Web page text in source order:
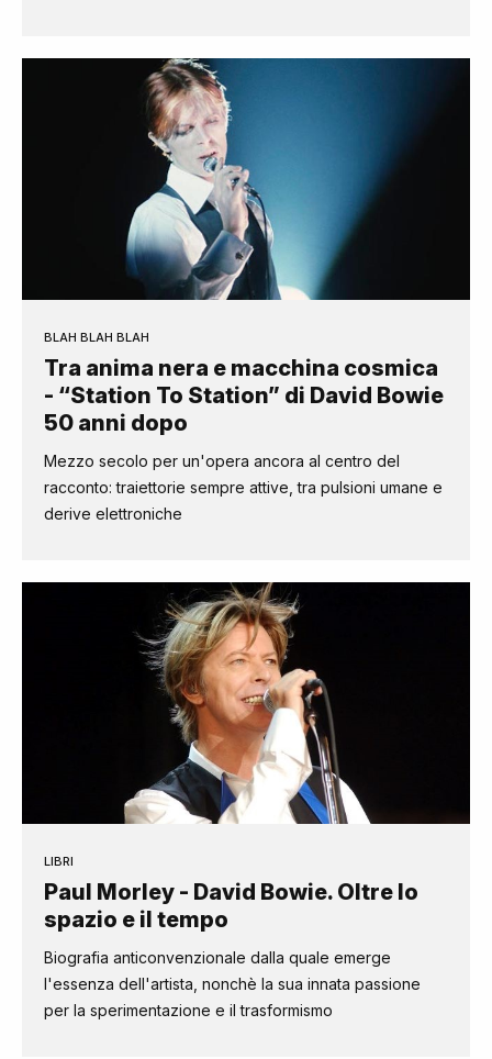
BLAH BLAH BLAH
Tra anima nera e macchina cosmica
- “Station To Station” di David Bowie
50 anni dopo
Mezzo secolo per un'opera ancora al centro del
racconto: traiettorie sempre attive, tra pulsioni umane e
derive elettroniche
LIBRI
Paul Morley - David Bowie. Oltre lo
spazio e il tempo
Biografia anticonvenzionale dalla quale emerge
l'essenza dell'artista, nonchè la sua innata passione
per la sperimentazione e il trasformismo